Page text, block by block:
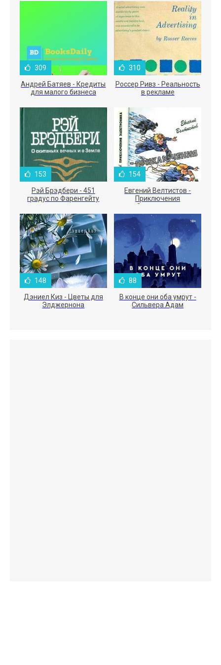
309
Андрей Батяев - Кредиты
для малого бизнеса
310
Россер Ривз - Реальность
в рекламе
153
Рэй Брэдбери - 451
градус по Фаренгейту
154
Евгений Велтистов -
Приключения
Электроника
148
Дэниел Киз - Цветы для
Элджернона
88
В конце они оба умрут -
Сильвера Адам